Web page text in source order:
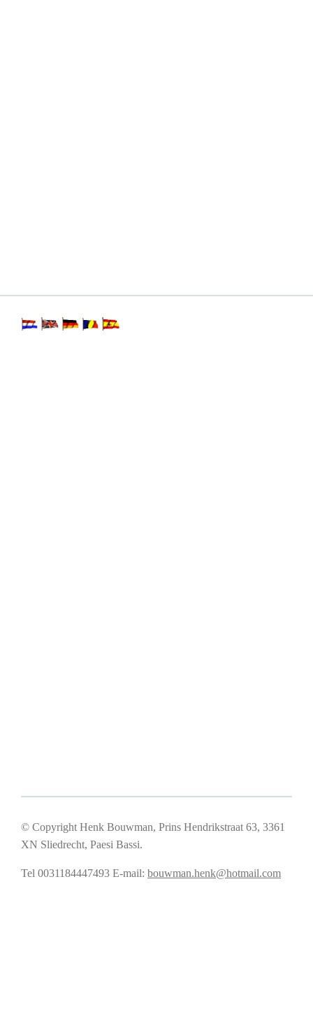
© Copyright Henk Bouwman, Prins Hendrikstraat 63, 3361
XN Sliedrecht, Paesi Bassi.
Tel 0031184447493 E-mail: bouwman.henk@hotmail.com